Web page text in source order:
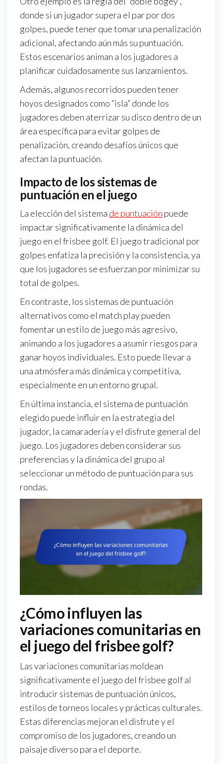
donde si un jugador supera el par por dos
golpes, puede tener que tomar una penalización
adicional, afectando aún más su puntuación.
Estos escenarios animan a los jugadores a
planificar cuidadosamente sus lanzamientos.
Además, algunos recorridos pueden tener
hoyos designados como “isla” donde los
jugadores deben aterrizar su disco dentro de un
área específica para evitar golpes de
penalización, creando desafíos únicos que
afectan la puntuación.
Impacto de los sistemas de
puntuación en el juego
La elección del sistema de puntuación puede
impactar significativamente la dinámica del
juego en el frisbee golf. El juego tradicional por
golpes enfatiza la precisión y la consistencia, ya
que los jugadores se esfuerzan por minimizar su
total de golpes.
En contraste, los sistemas de puntuación
alternativos como el match play pueden
fomentar un estilo de juego más agresivo,
animando a los jugadores a asumir riesgos para
ganar hoyos individuales. Esto puede llevar a
una atmósfera más dinámica y competitiva,
especialmente en un entorno grupal.
En última instancia, el sistema de puntuación
elegido puede influir en la estrategia del
jugador, la camaradería y el disfrute general del
juego. Los jugadores deben considerar sus
preferencias y la dinámica del grupo al
seleccionar un método de puntuación para sus
rondas.
¿Cómo influyen las
variaciones comunitarias en
el juego del frisbee golf?
Las variaciones comunitarias moldean
significativamente el juego del frisbee golf al
introducir sistemas de puntuación únicos,
estilos de torneos locales y prácticas culturales.
Estas diferencias mejoran el disfrute y el
compromiso de los jugadores, creando un
paisaje diverso para el deporte.